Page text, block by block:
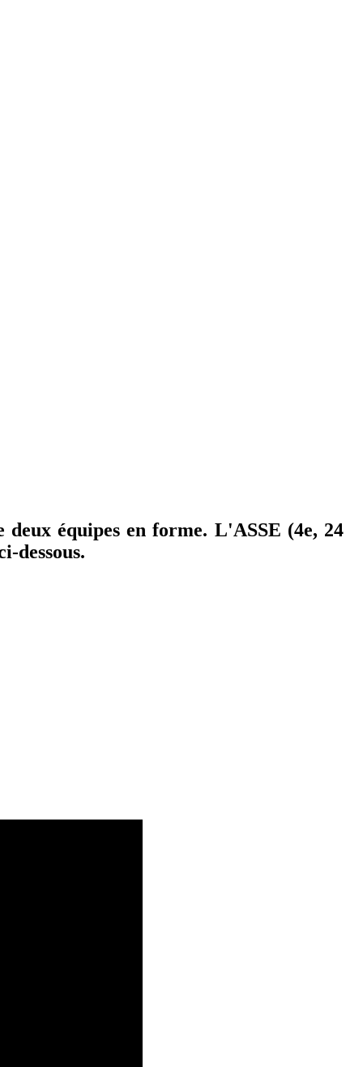
équipes en forme. L'ASSE (4e, 24
dessous.